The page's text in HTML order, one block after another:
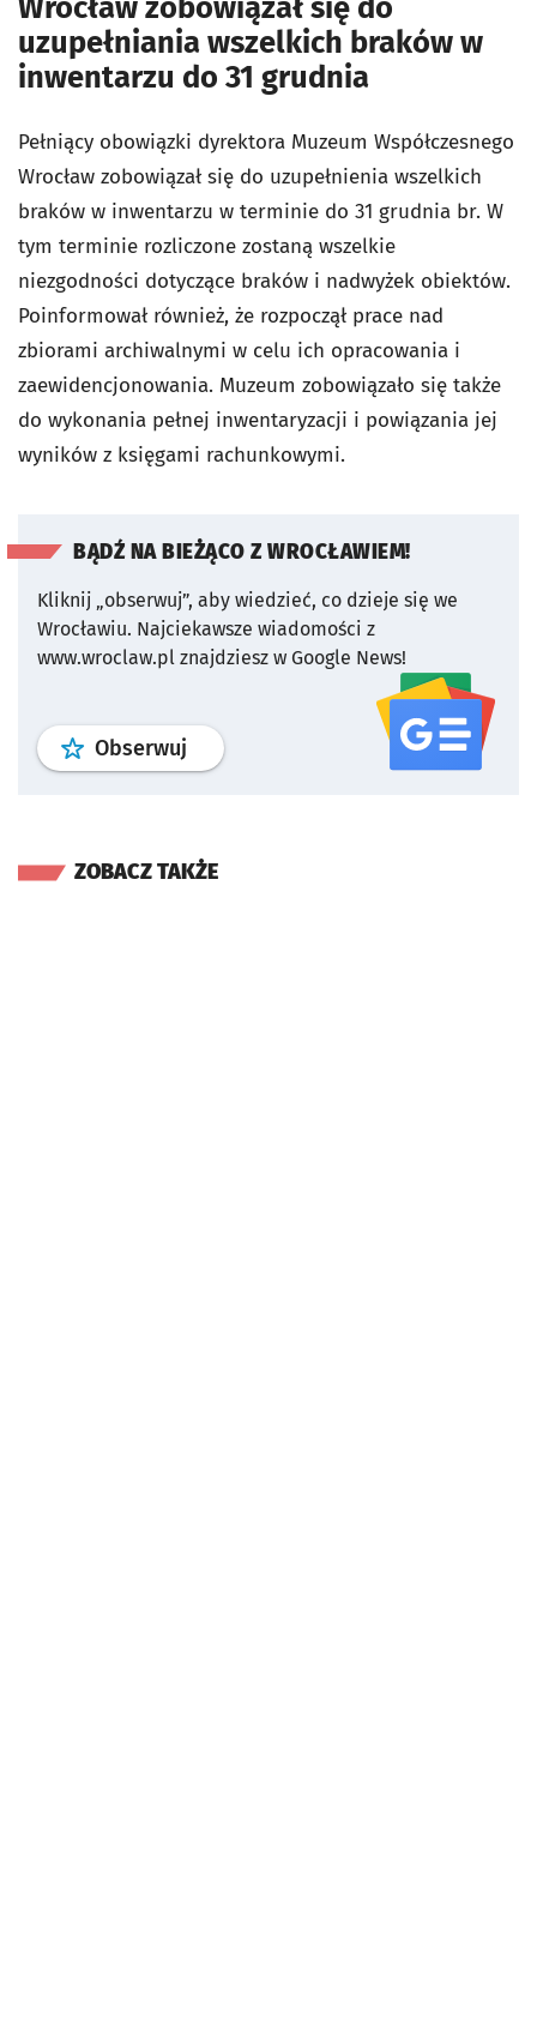
Wrocław zobowiązał się do
uzupełniania wszelkich braków w
inwentarzu do 31 grudnia
Pełniący obowiązki dyrektora Muzeum Współczesnego
Wrocław zobowiązał się do uzupełnienia wszelkich
braków w inwentarzu w terminie do 31 grudnia br. W
tym terminie rozliczone zostaną wszelkie
niezgodności dotyczące braków i nadwyżek obiektów.
Poinformował również, że rozpoczął prace nad
zbiorami archiwalnymi w celu ich opracowania i
zaewidencjonowania. Muzeum zobowiązało się także
do wykonania pełnej inwentaryzacji i powiązania jej
wyników z księgami rachunkowymi.
BĄDŹ NA BIEŻĄCO Z WROCŁAWIEM!
Kliknij „obserwuj”, aby wiedzieć, co dzieje się we
Wrocławiu. Najciekawsze wiadomości z
www.wroclaw.pl znajdziesz w Google News!
Obserwuj profil serwisu
ZOBACZ TAKŻE